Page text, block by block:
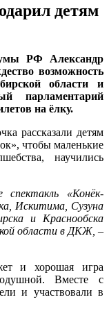
детям
РФ Александр
возможность
области и
парламентарий
на ёлку.
рассказали детям
чтобы маленькие
научились
«Конёк-
Искитима, Сузуна
и Краснообска
области в ДКЖ, –
и хорошая игра
Вместе с
и участвовали в